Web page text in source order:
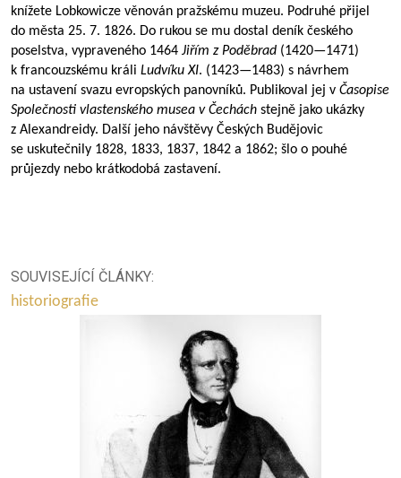
knížete Lobkowicze věnován pražskému muzeu. Podruhé přijel
do města 25. 7. 1826. Do rukou se mu dostal deník českého
poselstva, vypraveného 1464 Jiřím z Poděbrad (1420—1471)
k francouzskému králi Ludvíku XI. (1423—1483) s návrhem
na ustavení svazu evropských panovníků. Publikoval jej v Časopise
Společnosti vlastenského musea v Čechách stejně jako ukázky
z Alexandreidy. Další jeho návštěvy Českých Budějovic
se uskutečnily 1828, 1833, 1837, 1842 a 1862; šlo o pouhé
průjezdy nebo krátkodobá zastavení.
SOUVISEJÍCÍ ČLÁNKY:
historiografie